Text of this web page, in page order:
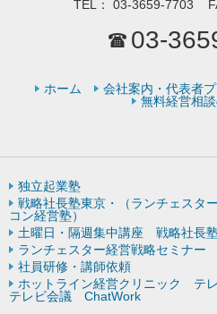
TEL：
03-3659-7703
03-
ホーム 会社案内・代表者
無料経営相
独立起業塾
戦略社長塾東京・（ランチェスタ
コン経営塾）
土曜日・隔週集中講座 戦略社長
ランチェスター経営戦略セミナー
社員研修・講師依頼
ホットライン経営クリニック テ
テレビ会議 ChatWork